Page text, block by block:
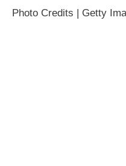
Photo Credits | Getty